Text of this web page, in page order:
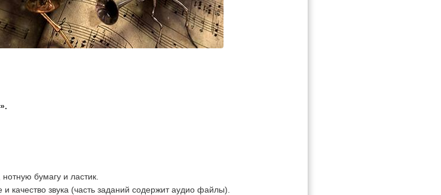
бумагу и ластик.
качество звука (часть заданий содержит аудио файлы).